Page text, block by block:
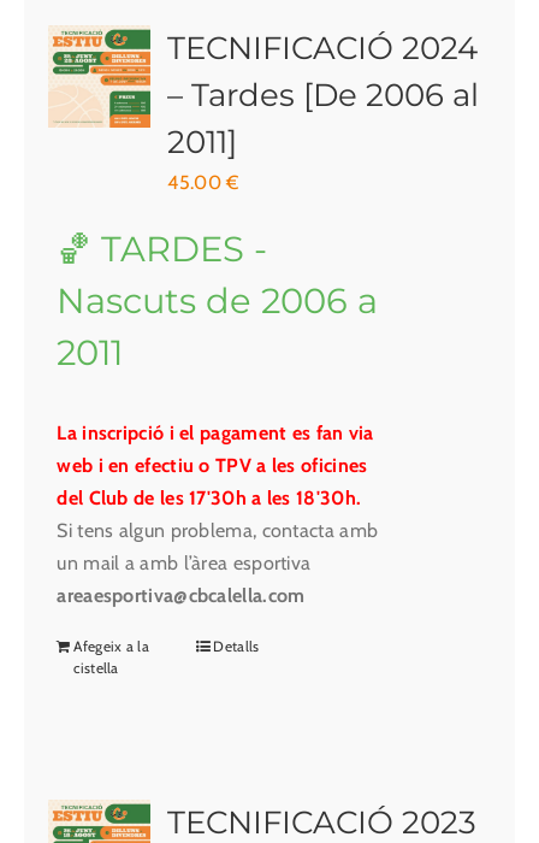
TECNIFICACIÓ 2024
– Tardes [De 2006 al
2011]
45.00€
🏀 TARDES -
Nascuts de 2006 a
2011
La inscripció i el pagament es fan via
web i en efectiu o TPV a les oficines
del Club de les 17'30h a les 18'30h.
Si tens algun problema, contacta amb
un mail a amb l’àrea esportiva
areaesportiva@cbcalella.com
Afegeix a la
cistella
Detalls
TECNIFICACIÓ 2023